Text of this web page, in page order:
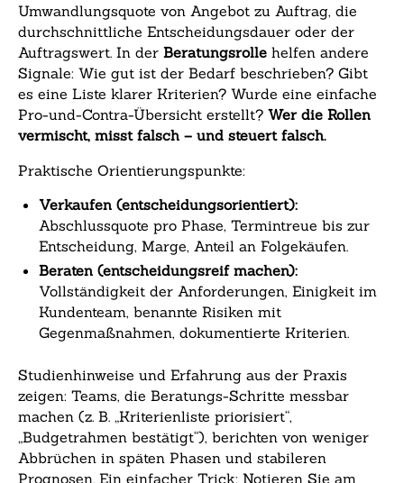
Umwandlungsquote von Angebot zu Auftrag, die
durchschnittliche Entscheidungsdauer oder der
Auftragswert. In der Beratungsrollehelfen andere
Signale: Wie gut ist der Bedarf beschrieben? Gibt
es eine Liste klarer Kriterien? Wurde eine einfache
Pro-und-Contra-Übersicht erstellt? Wer die Rollen
vermischt, misst falsch – und steuert falsch.
Praktische Orientierungspunkte:
Verkaufen (entscheidungsorientiert):
Abschlussquote pro Phase, Termintreue bis zur
Entscheidung, Marge, Anteil an Folgekäufen.
Beraten (entscheidungsreif machen):
Vollständigkeit der Anforderungen, Einigkeit im
Kundenteam, benannte Risiken mit
Gegenmaßnahmen, dokumentierte Kriterien.
Studienhinweise und Erfahrung aus der Praxis
zeigen: Teams, die Beratungs-Schritte messbar
machen (z. B. „Kriterienliste priorisiert“,
„Budgetrahmen bestätigt“), berichten von weniger
Abbrüchen in späten Phasen und stabileren
Prognosen. Ein einfacher Trick: Notieren Sie am